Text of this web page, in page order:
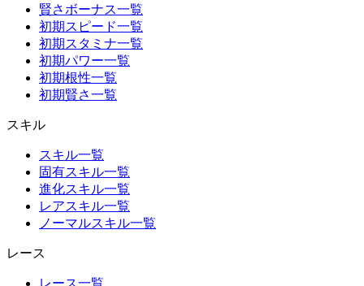
賢さボーナス一覧
初期スピード一覧
初期スタミナ一覧
初期パワー一覧
初期根性一覧
初期賢さ一覧
スキル
スキル一覧
固有スキル一覧
進化スキル一覧
レアスキル一覧
ノーマルスキル一覧
レース
レース一覧